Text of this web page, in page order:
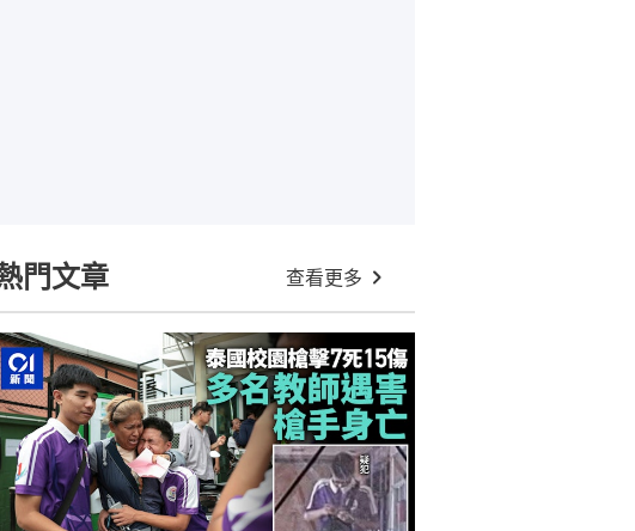
門文章 查看更多